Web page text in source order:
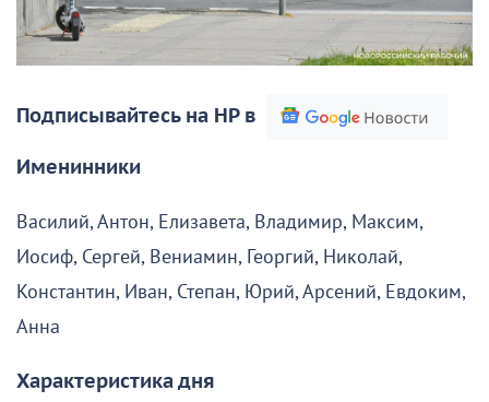
Подписывайтесь на НР в
Именинники
Василий, Антон, Елизавета, Владимир, Максим,
Иосиф, Сергей, Вениамин, Георгий, Николай,
Константин, Иван, Степан, Юрий, Арсений, Евдоким,
Анна
Характеристика дня